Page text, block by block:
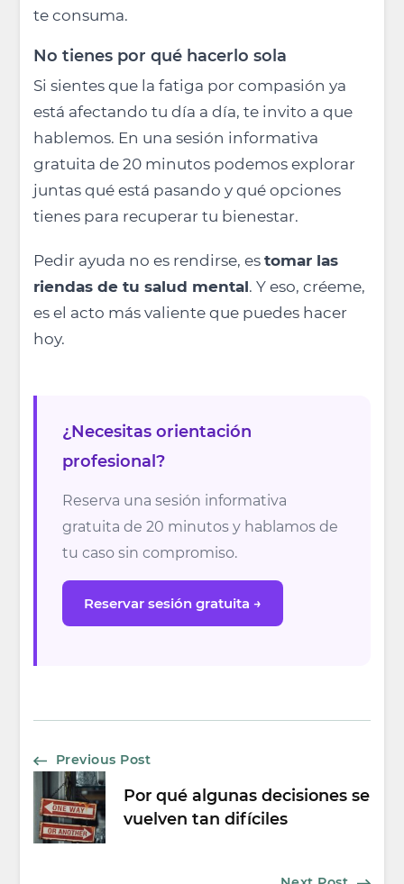
te consuma.
No tienes por qué hacerlo sola
Si sientes que la fatiga por compasión ya
está afectando tu día a día, te invito a que
hablemos. En una sesión informativa
gratuita de 20 minutos podemos explorar
juntas qué está pasando y qué opciones
tienes para recuperar tu bienestar.
Pedir ayuda no es rendirse, estomar las
riendas de tu salud mental. Y eso, créeme,
es el acto más valiente que puedes hacer
hoy.
¿Necesitas orientación
profesional?
Reserva una sesión informativa
gratuita de 20 minutos y hablamos de
tu caso sin compromiso.
Reservar sesión gratuita →
Post
Navigation
Previous Post
Por qué algunas decisiones se
vuelven tan difíciles